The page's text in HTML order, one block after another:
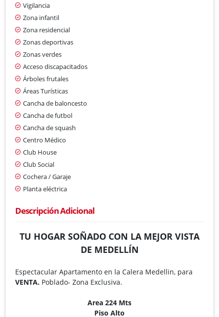
Vigilancia
Zona infantil
Zona residencial
Zonas deportivas
Zonas verdes
Acceso discapacitados
Árboles frutales
Áreas Turísticas
Cancha de baloncesto
Cancha de futbol
Cancha de squash
Centro Médico
Club House
Club Social
Cochera / Garaje
Planta eléctrica
Descripción Adicional
TU HOGAR SOÑADO CON LA MEJOR VISTA
DE MEDELLÍN
​Espectacular Apartamento en la Calera Medellin, para
VENTA. Poblado- Zona Exclusiva.
Area 224 Mts
Piso Alto